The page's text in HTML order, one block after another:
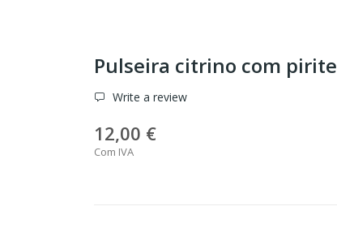
Pulseira citrino com pirite
Write a review
12,00 €
Com IVA